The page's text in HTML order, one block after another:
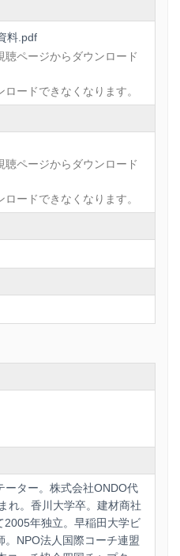
料.pdf
ページからダウンロード
ードできなくなります。
ページからダウンロード
ードできなくなります。
ーター。株式会社ONDO代
れ。香川大学卒。建材商社
年独立。早稲田大学ビ
。NPO法人国際コーチ連盟